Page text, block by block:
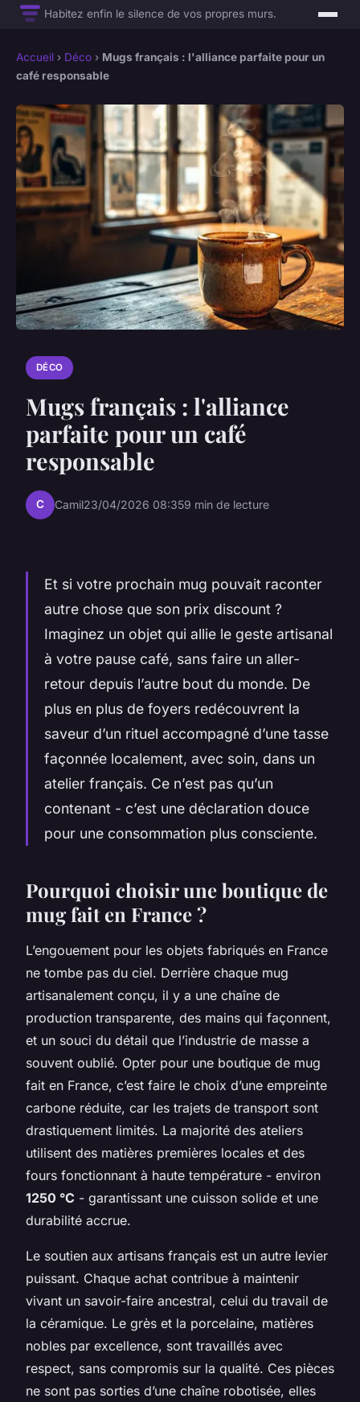
Habitez enfin le silence de vos propres murs.
Accueil › Déco › Mugs français : l'alliance parfaite pour un
café responsable
DÉCO
Mugs français : l'alliance
parfaite pour un café
responsable
C Camil23/04/2026 08:359 min de lecture
Et si votre prochain mug pouvait raconter
autre chose que son prix discount ?
Imaginez un objet qui allie le geste artisanal
à votre pause café, sans faire un aller-
retour depuis l’autre bout du monde. De
plus en plus de foyers redécouvrent la
saveur d’un rituel accompagné d’une tasse
façonnée localement, avec soin, dans un
atelier français. Ce n’est pas qu’un
contenant - c’est une déclaration douce
pour une consommation plus consciente.
Pourquoi choisir une boutique de
mug fait en France ?
L’engouement pour les objets fabriqués en France
ne tombe pas du ciel. Derrière chaque mug
artisanalement conçu, il y a une chaîne de
production transparente, des mains qui façonnent,
et un souci du détail que l’industrie de masse a
souvent oublié. Opter pour une boutique de mug
fait en France, c’est faire le choix d’une empreinte
carbone réduite, car les trajets de transport sont
drastiquement limités. La majorité des ateliers
utilisent des matières premières locales et des
fours fonctionnant à haute température - environ
1250 °C - garantissant une cuisson solide et une
durabilité accrue.
Le soutien aux artisans français est un autre levier
puissant. Chaque achat contribue à maintenir
vivant un savoir-faire ancestral, celui du travail de
la céramique. Le grès et la porcelaine, matières
nobles par excellence, sont travaillés avec
respect, sans compromis sur la qualité. Ces pièces
ne sont pas sorties d’une chaîne robotisée, elles